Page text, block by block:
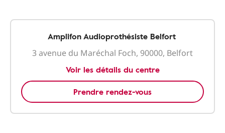
Amplifon Audioprothésiste Belfort
3 avenue du Maréchal Foch, 90000, Belfort
Voir les détails du centre
Prendre rendez-vous